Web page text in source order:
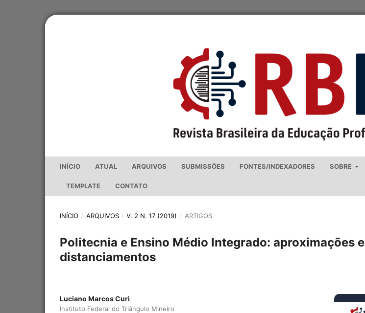
INÍCIO ATUAL ARQUIVOS SUBMISSÕES FONTES/INDEXADORES SOBRE
TEMPLATE CONTATO
INÍCIO / ARQUIVOS / V. 2 N. 17 (2019) / ARTIGOS
Politecnia e Ensino Médio Integrado: aproximações e
distanciamentos
Luciano Marcos Curi
Instituto Federal do Triângulo Mineiro